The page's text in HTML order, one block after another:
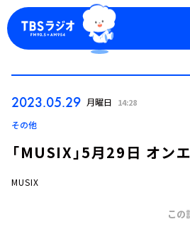
2023.05.29 月曜日 14:28
その他
「MUSIX」5月29日 オン
MUSIX
この